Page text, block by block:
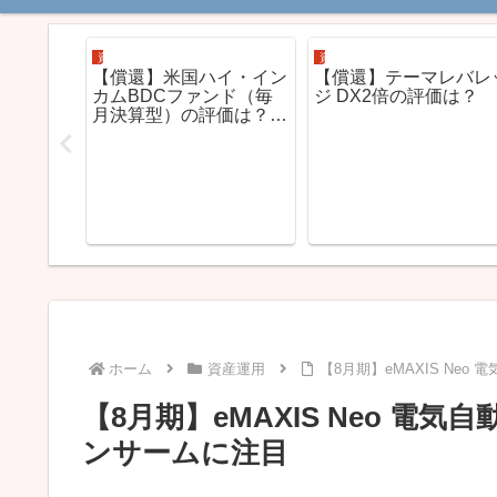
資産運用
【償還】米国ハイ・イン
カムBDCファンド（毎
月決算型）の評価は？～
資産運用
【償還】テーマレバレ
ジ DX2倍の評価は？
ホーム 資産運用 【8月期】eMAXIS Neo
【8月期】eMAXIS Neo 電気
ンサームに注目